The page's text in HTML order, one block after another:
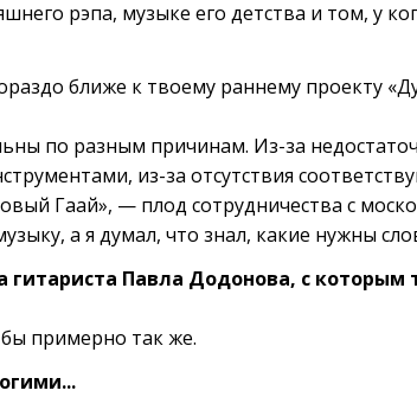
рэпа, музыке его детства и том, у
ближе к твоему раннему проекту
по разным причинам. Из-за
из-за отсутствия
Гаай», — плод сотрудничества с
а я думал, что знал, какие нужны
гитариста Павла Додонова, с которым
бы примерно так же.